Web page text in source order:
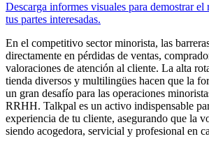
Descarga informes visuales para demostrar el
tus partes interesadas.
En el competitivo sector minorista, las
directamente en pérdidas de ventas,
valoraciones de atención al cliente. La alta
tienda diversos y multilingües hacen que la
un gran desafío para las operaciones
RRHH. Talkpal es un activo indispensable
experiencia de tu cliente, asegurando que la
siendo acogedora, servicial y profesional en